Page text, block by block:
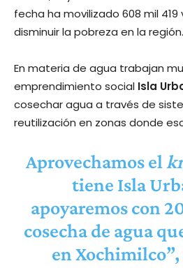
fecha ha movilizado 608 mil
disminuir la pobreza en la región.
En materia de agua trabajan
emprendimiento social Isla
cosechar agua a través de
reutilización en zonas donde
Aprovechamos el
tiene Isla
apoyaremos con
cosecha de agua
en